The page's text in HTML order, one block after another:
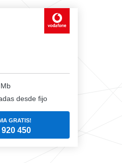
desde fijo
GRATIS!
450